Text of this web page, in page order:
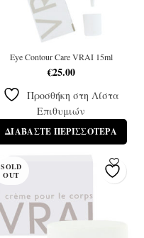
Eye Contour Care VRAI 15ml
€25.00
Προσθήκη στη Λίστα
Επιθυμιών
ΔΙΑΒΆΣΤΕ ΠΕΡΙΣΣΌΤΕΡΑ
SOLD
OUT